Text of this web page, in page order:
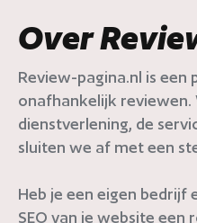
Over
Review-pagina.nl is
onafhankelijk reviewen.
dienstverlening, de
sluiten we af met een
Heb je een eigen bedrijf
SEO van je website een